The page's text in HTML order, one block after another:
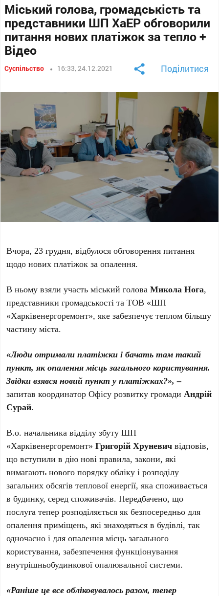
Міський голова, громадськість та
представники ШП ХаЕР обговорили
питання нових платіжок за тепло +
Відео
Суспільство 16:33, 24.12.2021 Поділитися
Вчора, 23 грудня, відбулося обговорення питання
щодо нових платіжок за опалення.
В ньому взяли участь міський головаМикола Нога,
представники громадськості та ТОВ «ШП
«Харківенергоремонт», яке забезпечує теплом більшу
частину міста.
«Люди отримали платіжки і бачать там такий
пункт, як опалення місць загального користування.
Звідки взявся новий пункт у платіжках?», –
запитав координатор Офісу розвитку громадиАндрій
Сурай.
В.о. начальника відділу збуту ШП
«Харківенергоремонт»Григорій Хруневичвідповів,
що вступили в дію нові правила, закони, які
вимагають нового порядку обліку і розподілу
загальних обсягів теплової енергії, яка споживається
в будинку, серед споживачів. Передбачено, що
послуга тепер розподіляється як безпосередньо для
опалення приміщень, які знаходяться в будівлі, так
одночасно і для опалення місць загального
користування, забезпечення функціонування
внутрішньобудинкової опалювальної системи.
«Раніше це все обліковувалось разом, тепер